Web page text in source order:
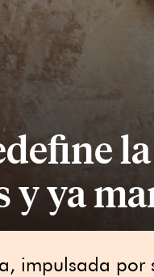
y ya
impulsada